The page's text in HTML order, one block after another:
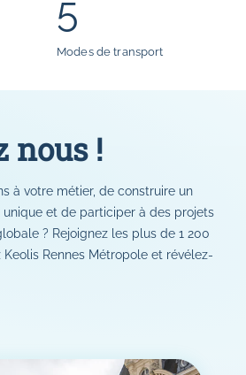
5
Modes de transport
nous !
à votre métier, de construire un
et de participer à des projets
? Rejoignez les plus de 1 200
Rennes Métropole et révélez-